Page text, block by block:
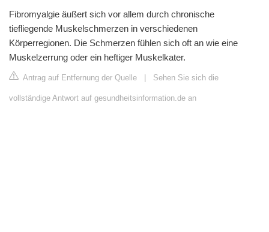
Fibromyalgie äußert sich vor allem durch chronische
tiefliegende Muskelschmerzen in verschiedenen
Körperregionen. Die Schmerzen fühlen sich oft an wie eine
Muskelzerrung oder ein heftiger Muskelkater.
Antrag auf Entfernung der Quelle Sehen Sie sich die
vollständige Antwort auf gesundheitsinformation.de an